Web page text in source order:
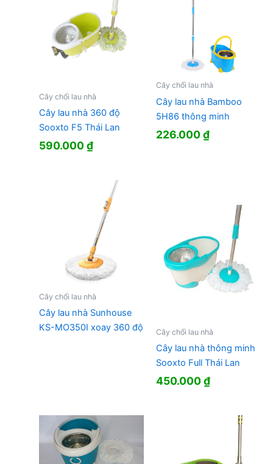
Cây chổi lau nhà
Cây lau nhà 360 độ
Sooxto F5 Thái Lan
590.000₫
Cây chổi lau nhà
Cây lau nhà Bamboo
5H86 thông minh
226.000₫
Cây chổi lau nhà
Cây lau nhà Sunhouse
KS-MO350I xoay 360 độ
Cây chổi lau nhà
Cây lau nhà thông minh
Sooxto Full Thái Lan
450.000₫